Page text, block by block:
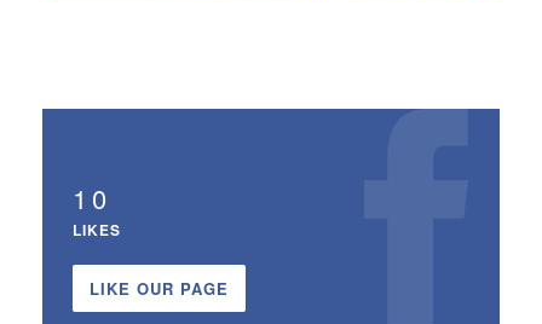
10
LIKES
LIKE OUR PAGE